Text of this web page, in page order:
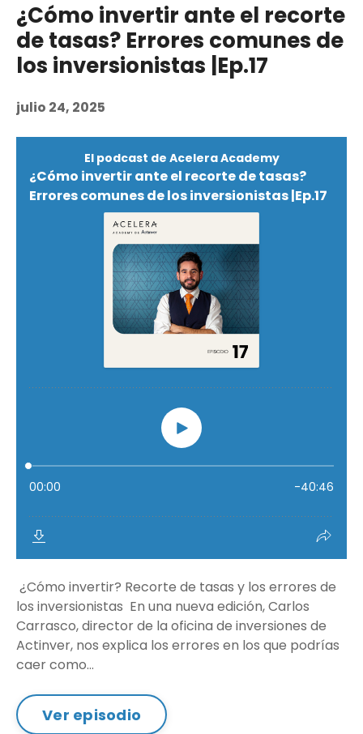
¿Cómo invertir ante el recorte
de tasas? Errores comunes de
los inversionistas |Ep.17
julio 24, 2025
¿Cómo invertir? Recorte de tasas y los errores de
los inversionistas En una nueva edición, Carlos
Carrasco, director de la oficina de inversiones de
Actinver, nos explica los errores en los que podrías
caer como...
Ver episodio